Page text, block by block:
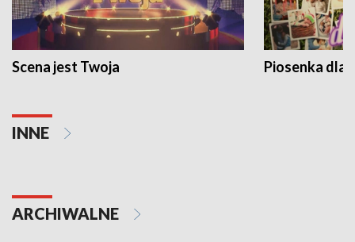
Scena jest Twoja Piosenka dla
INNE
ARCHIWALNE